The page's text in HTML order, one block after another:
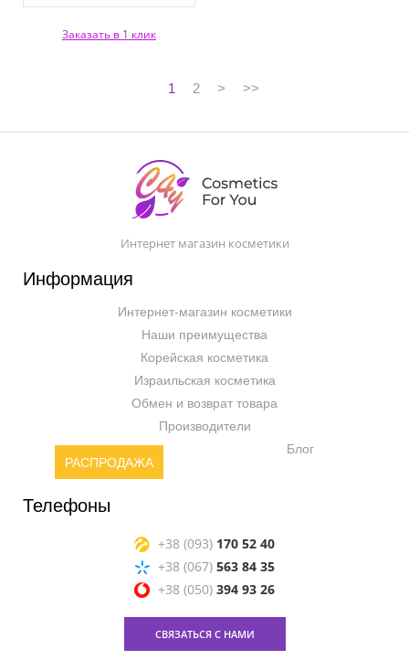
Заказать в 1 клик
1 2 > >>
Интернет магазин косметики
Информация
Интернет-магазин косметики
Наши преимущества
Корейская косметика
Израильская косметика
Обмен и возврат товара
Производители
РАСПРОДАЖА
Блог
Телефоны
+38 (093) 170 52 40
+38 (067) 563 84 35
+38 (050) 394 93 26
СВЯЗАТЬСЯ С НАМИ